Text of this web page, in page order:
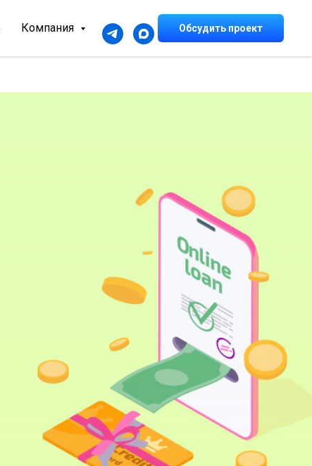
Компания Обсудить проект